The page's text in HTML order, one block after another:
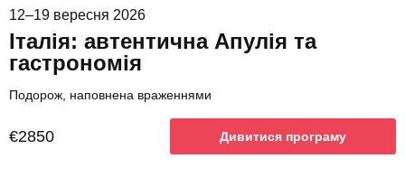
12–19 вересня 2026
Італія: автентична Апулія та
гастрономія
Подорож, наповнена враженнями
€2850 Дивитися програму